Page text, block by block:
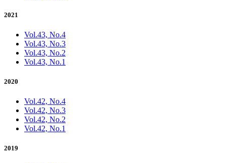
2021
Vol.43, No.4
Vol.43, No.3
Vol.43, No.2
Vol.43, No.1
2020
Vol.42, No.4
Vol.42, No.3
Vol.42, No.2
Vol.42, No.1
2019